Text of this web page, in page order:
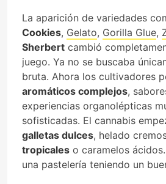
La aparición de variedades
Cookies, Gelato, Gorilla Glue,
Sherbert cambió
juego. Ya no se buscaba
bruta. Ahora los cultivadores
aromáticos complejos,
experiencias organolépticas
sofisticadas. El cannabis
galletas dulces, helado
tropicales o caramelos
una pastelería teniendo un